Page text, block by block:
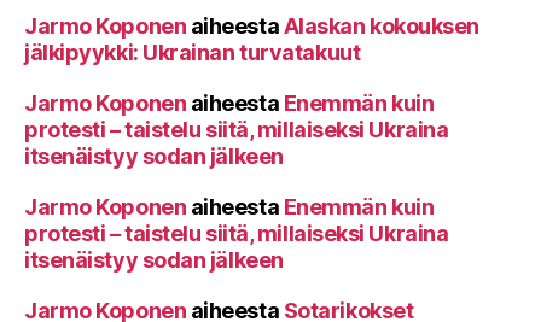
Jarmo Koponen aiheestaAlaskan kokouksen
jälkipyykki: Ukrainan turvatakuut
Jarmo Koponen aiheesta Enemmän kuin
protesti – taistelu siitä, millaiseksi Ukraina
itsenäistyy sodan jälkeen
Jarmo Koponen aiheesta Enemmän kuin
protesti – taistelu siitä, millaiseksi Ukraina
itsenäistyy sodan jälkeen
Jarmo Koponen aiheesta Sotarikokset